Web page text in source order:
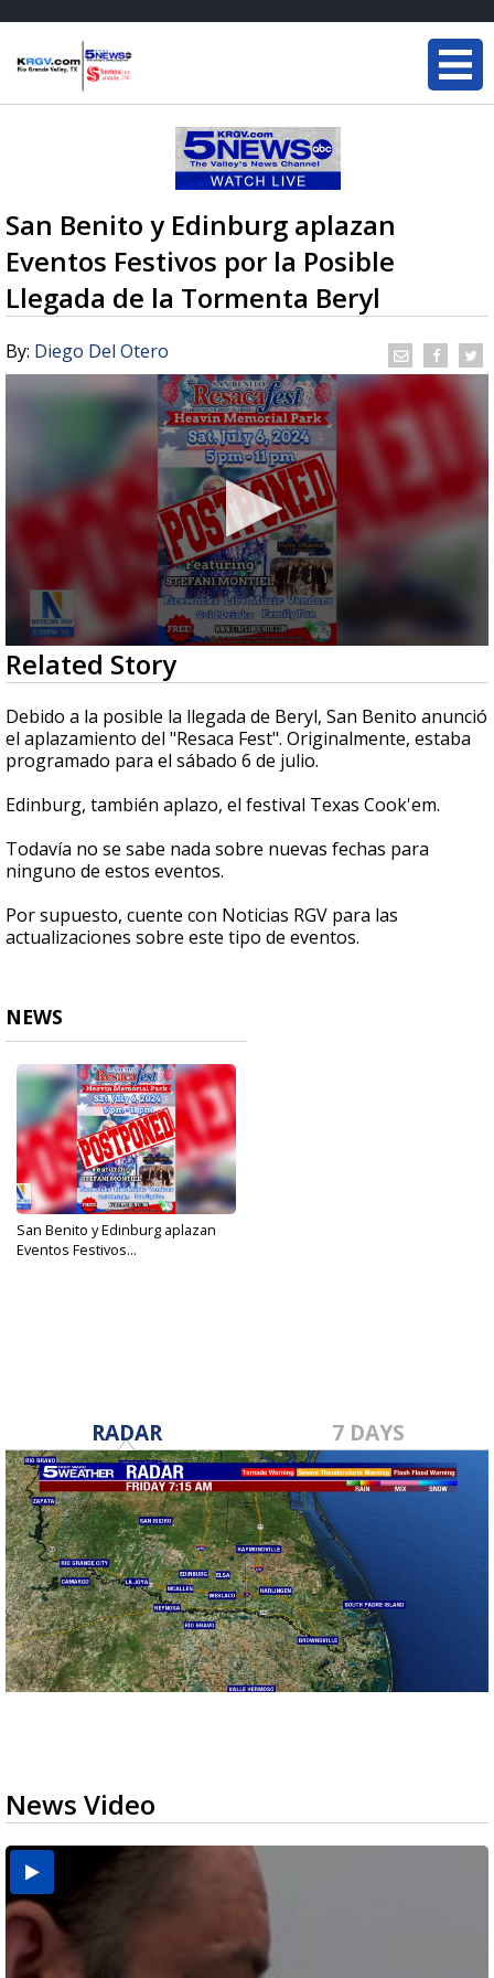
San Benito y Edinburg aplazan
Eventos Festivos por la Posible
Llegada de la Tormenta Beryl
By: Diego Del Otero
0
seconds
of
20
seconds
Related Story
Debido a la posible la llegada de Beryl, San Benito anunció
el aplazamiento del "Resaca Fest". Originalmente, estaba
programado para el sábado 6 de julio.
Edinburg, también aplazo, el festival Texas Cook'em.
Todavía no se sabe nada sobre nuevas fechas para
ninguno de estos eventos.
Por supuesto, cuente con Noticias RGV para las
actualizaciones sobre este tipo de eventos.
NEWS
San Benito y Edinburg aplazan
Eventos Festivos...
RADAR 7 DAYS
News Video